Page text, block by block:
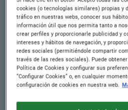
Author
Por Nestlé Cereales
TIEMPO DE
PREPARACIÓN
8 min.
TIEMPO DE
ENFRIAMIENTO
cookies (o tecnologías similares) propias y
tráfico en nuestras webs, conocer sus
información útil que nos permita tanto a
crear perfiles y proporcionarle publicidad y
intereses y hábitos de navegación, y
redes sociales (permitiéndole compartir
través de las redes sociales). Puede
Política de Cookies y configurar sus
“Configurar Cookies” o, en cualquier
configuración de cookies en nuestra web.